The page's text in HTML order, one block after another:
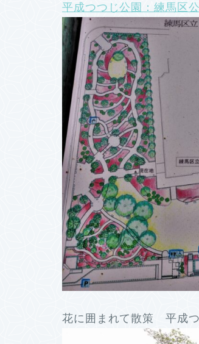
平成つつじ公園：練馬区
花に囲まれて散策 平成